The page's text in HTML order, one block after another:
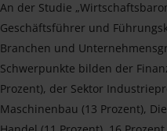
An der Studie
Geschäftsführer und
Branchen und
Schwerpunkte bilden der
Prozent), der Sektor
Maschinenbau (13 Prozent),